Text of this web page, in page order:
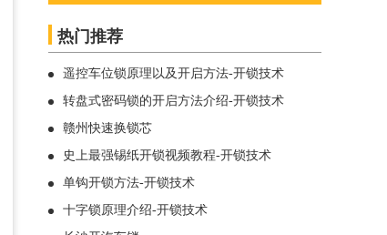
热门推荐
遥控车位锁原理以及开启方法-开锁技术
转盘式密码锁的开启方法介绍-开锁技术
赣州快速换锁芯
史上最强锡纸开锁视频教程-开锁技术
单钩开锁方法-开锁技术
十字锁原理介绍-开锁技术